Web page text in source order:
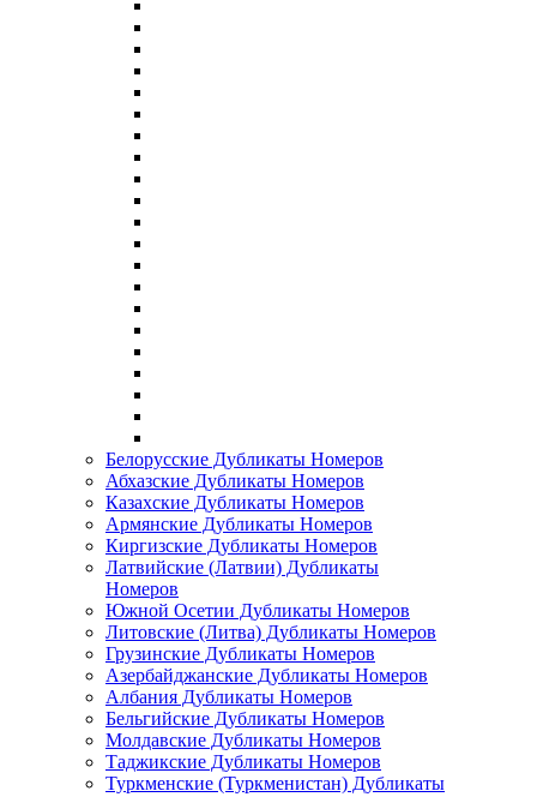
Белорусские Дубликаты Номеров
Абхазские Дубликаты Номеров
Казахские Дубликаты Номеров
Армянские Дубликаты Номеров
Киргизские Дубликаты Номеров
Латвийские (Латвии) Дубликаты
Номеров
Южной Осетии Дубликаты Номеров
Литовские (Литва) Дубликаты Номеров
Грузинские Дубликаты Номеров
Азербайджанские Дубликаты Номеров
Албания Дубликаты Номеров
Бельгийские Дубликаты Номеров
Молдавские Дубликаты Номеров
Таджикские Дубликаты Номеров
Туркменские (Туркменистан) Дубликаты